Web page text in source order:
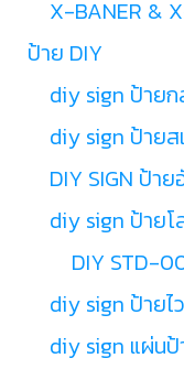
X-BANER &
ป้าย DIY
diy sign ป้าย
diy sign ป้าย
DIY SIGN ป้า
diy sign ป้ายโ
DIY STD-
diy sign ป้ายไ
diy sign แผ่นป้